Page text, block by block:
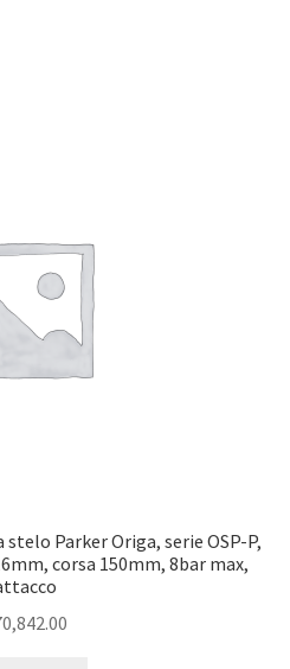
Parker Origa, serie OSP-P,
corsa 150mm, 8bar max,